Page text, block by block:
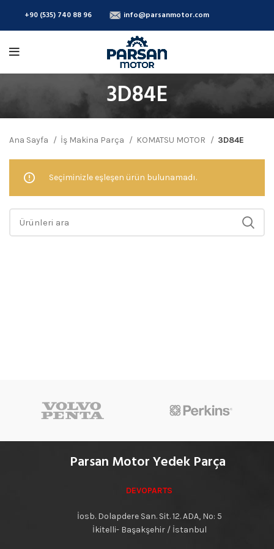
3D84E
Ana Sayfa İş Makina Parça KOMATSU MOTOR 3D84E
Seçiminizle eşleşen ürün bulunamadı.
Parsan Motor Yedek Parça
DEVOPARTS
İosb. Dolapdere San. Sit. 12. ADA, No: 5
İkitelli- Başakşehir / İstanbul
+90 (535) 740 88 96 info@parsanmotor.com